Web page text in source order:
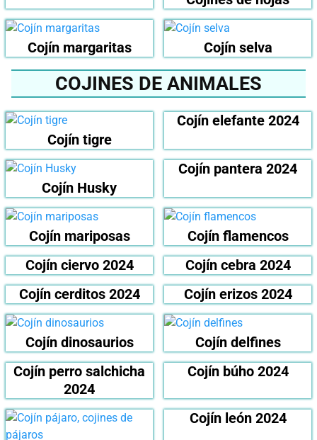
Cojín margaritas Cojín selva
COJINES DE ANIMALES
Cojín tigre
Cojín elefante 2024
Cojín Husky
Cojín pantera 2024
Cojín mariposas
Cojín flamencos
Cojín ciervo 2024
Cojín cebra 2024
Cojín cerditos 2024
Cojín erizos 2024
Cojín dinosaurios
Cojín delfines
Cojín perro salchicha
2024
Cojín búho 2024
Cojín león 2024